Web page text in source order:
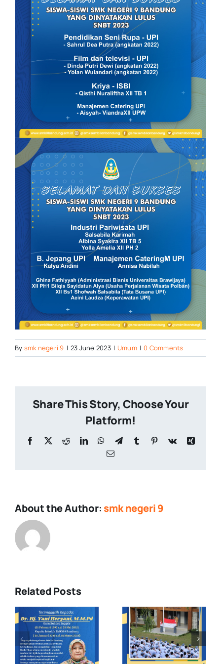
By smk negeri 9 | 23 June 2023 | Umum | 0 Comments
Share This Story, Choose Your
Platform!
Facebook
X RedditLinkedInWhatsApp
TelegramTumblr Pinterest
Vk
Xing
Email
About the Author: smk negeri 9
Related Posts
Upacara
Pengibaran
Bendera
Merah Putih
: Raih lah
di MPLS